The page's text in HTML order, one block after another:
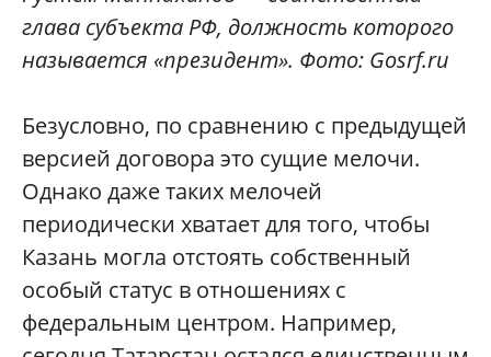
глава субъекта РФ, должность которого
называется «президент». Фото: Gosrf.ru
Безусловно, по сравнению с предыдущей
версией договора это сущие мелочи.
Однако даже таких мелочей
периодически хватает для того, чтобы
Казань могла отстоять собственный
особый статус в отношениях с
федеральным центром. Например,